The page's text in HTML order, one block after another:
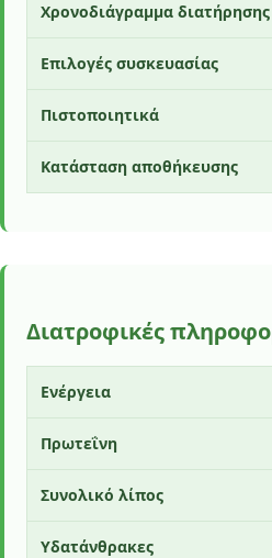
Χρονοδιάγραμμα διατήρησης
Επιλογές συσκευασίας
Πιστοποιητικά
Κατάσταση αποθήκευσης
Διατροφικές
Ενέργεια
Πρωτεΐνη
Συνολικό λίπος
Υδατάνθρακες